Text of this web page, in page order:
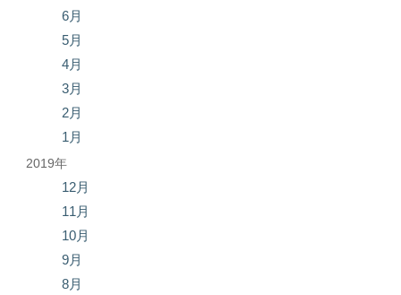
6月
5月
4月
3月
2月
1月
2019年
12月
11月
10月
9月
8月